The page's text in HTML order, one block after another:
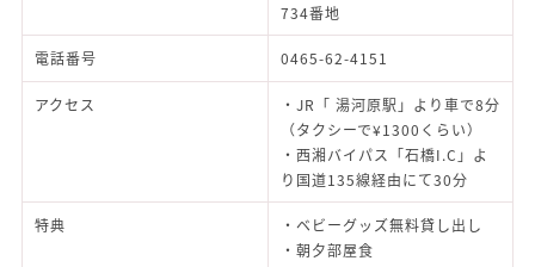
734番地
電話番号 0465-62-4151
アクセス
・JR「 湯河原駅」より車で8分
（タクシーで¥1300くらい）
・西湘バイパス「石橋I.C」よ
り国道135線経由にて30分
特典
・ベビーグッズ無料貸し出し
・朝夕部屋食